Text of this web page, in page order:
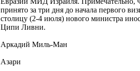
принято за три дня до начала первого
столицу (2-4 июля) нового министра
Ципи Ливни.
Аркадий Миль-Ман
Азари